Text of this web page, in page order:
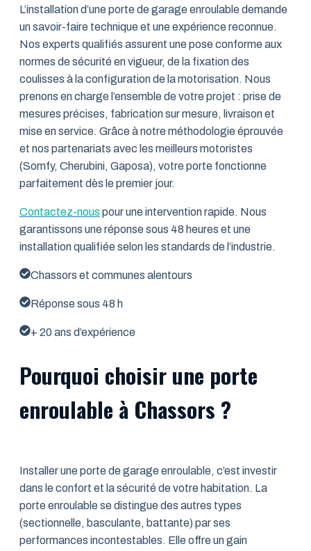
L’installation d’une porte de garage enroulable demande
un savoir-faire technique et une expérience reconnue.
Nos experts qualifiés assurent une pose conforme aux
normes de sécurité en vigueur, de la fixation des
coulisses à la configuration de la motorisation. Nous
prenons en charge l’ensemble de votre projet : prise de
mesures précises, fabrication sur mesure, livraison et
mise en service. Grâce à notre méthodologie éprouvée
et nos partenariats avec les meilleurs motoristes
(Somfy, Cherubini, Gaposa), votre porte fonctionne
parfaitement dès le premier jour.
Contactez-nous pour une intervention rapide. Nous
garantissons une réponse sous 48 heures et une
installation qualifiée selon les standards de l’industrie.
Chassors et communes alentours
Réponse sous 48 h
+ 20 ans d’expérience
Pourquoi choisir une porte
enroulable à Chassors ?
Installer une porte de garage enroulable, c’est investir
dans le confort et la sécurité de votre habitation. La
porte enroulable se distingue des autres types
(sectionnelle, basculante, battante) par ses
performances incontestables. Elle offre un gain